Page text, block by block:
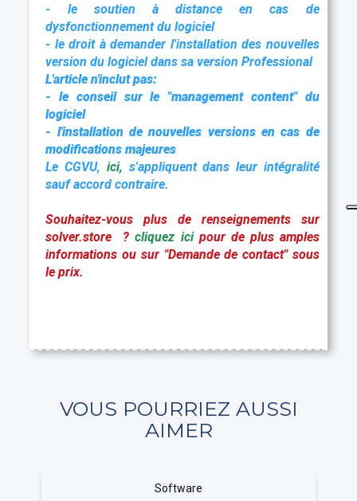
- le soutien à distance en cas de
dysfonctionnement du logiciel
- le droit à demander l'installation des nouvelles
version du logiciel dans sa version Professional
L'article n'inclut pas:
- le conseil sur le "management content" du
logiciel
- l'installation de nouvelles versions en cas de
modifications majeures
Le CGVU, ici, s'appliquent dans leur intégralité
sauf accord contraire.
Souhaitez-vous plus de renseignements sur
solver.store ?cliquez icipour de plus amples
informations ou sur "Demande de contact" sous
le prix.
VOUS POURRIEZ AUSSI
AIMER
Software